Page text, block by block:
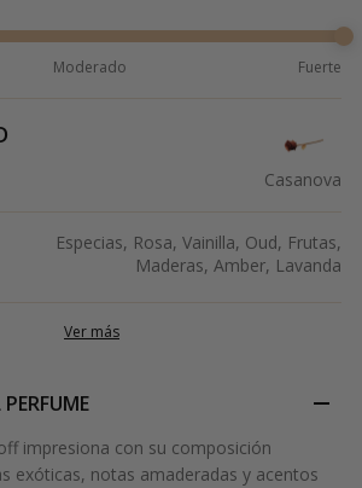
Moderado Fuerte
Casanova
Especias, Rosa, Vainilla, Oud, Frutas,
Maderas, Amber, Lavanda
Ver más
impresiona con su composición
exóticas, notas amaderadas y acentos